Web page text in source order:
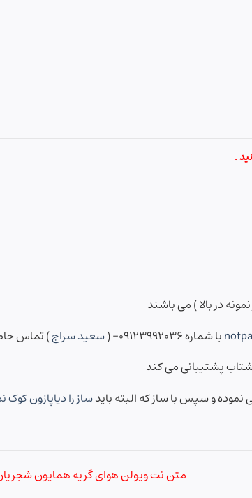
.
در بالا ) می باشند
با شماره ۰۹۱۲۳۹۹۲۰۳۶- ( سعید سراج) تماس
شتاب پشتیبانی می کند
نموده و سپس با ساز که البته بایدساز را دیاپازون کوک
متن نت ویولن هوای گریه همایون